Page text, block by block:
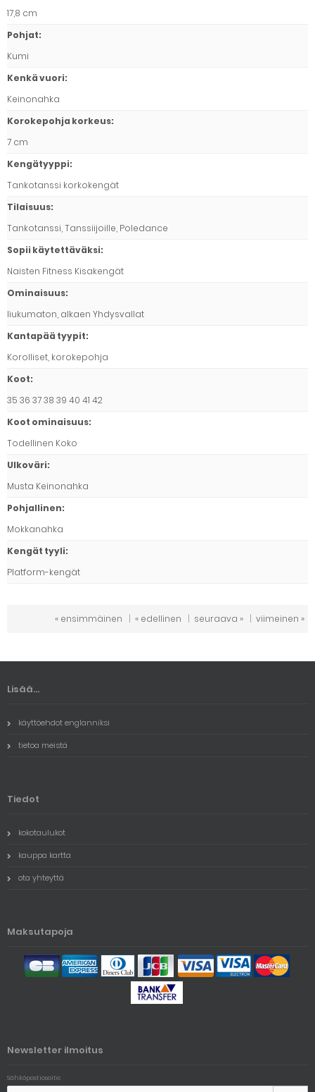
17,8 cm
Pohjat:
Kumi
Kenkä vuori:
Keinonahka
Korokepohja korkeus:
7 cm
Kengätyyppi:
Tankotanssi korkokengät
Tilaisuus:
Tankotanssi, Tanssiijoille, Poledance
Sopii käytettäväksi:
Naisten Fitness Kisakengät
Ominaisuus:
liukumaton, alkaen Yhdysvallat
Kantapää tyypit:
Korolliset, korokepohja
Koot:
35 36 37 38 39 40 41 42
Koot ominaisuus:
Todellinen Koko
Ulkoväri:
Musta Keinonahka
Pohjallinen:
Mokkanahka
Kengät tyyli:
Platform-kengät
« ensimmäinen | « edellinen | seuraava » | viimeinen »
Lisää...
käyttöehdot englanniksi
tietoa meistä
Tiedot
kokotaulukot
kauppa kartta
ota yhteyttä
Maksutapoja
Newsletter ilmoitus
Sähköpostiosoite: